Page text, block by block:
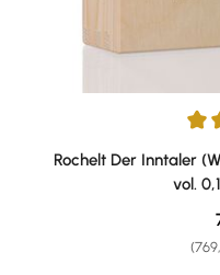
Durchschnittliche
Rochelt Der Inntaler
vol.